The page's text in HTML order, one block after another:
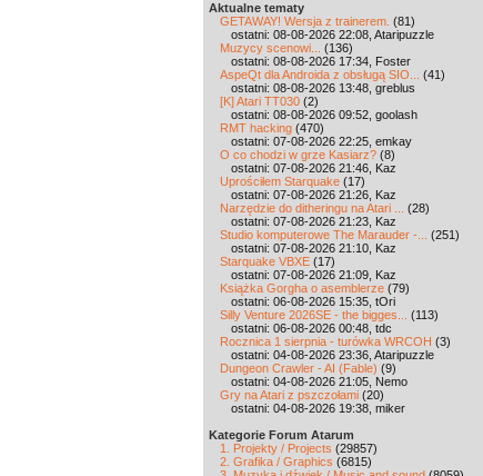
Aktualne tematy
GETAWAY! Wersja z trainerem. (81)
ostatni: 08-08-2026 22:08, Ataripuzzle
Muzycy scenowi...
(136)
ostatni: 08-08-2026 17:34, Foster
AspeQt dla Androida z obsługą SIO...
(41)
ostatni: 08-08-2026 13:48, greblus
[K] Atari TT030 (2)
ostatni: 08-08-2026 09:52, goolash
RMT hacking (470)
ostatni: 07-08-2026 22:25, emkay
O co chodzi w grze Kasiarz? (8)
ostatni: 07-08-2026 21:46, Kaz
Uprościłem Starquake (17)
ostatni: 07-08-2026 21:26, Kaz
Narzędzie do ditheringu na Atari ...
(28)
ostatni: 07-08-2026 21:23, Kaz
Studio komputerowe The Marauder -...
(251)
ostatni: 07-08-2026 21:10, Kaz
Starquake VBXE (17)
ostatni: 07-08-2026 21:09, Kaz
Książka Gorgha o asemblerze (79)
ostatni: 06-08-2026 15:35, tOri
Silly Venture 2026SE - the bigges...
(113)
ostatni: 06-08-2026 00:48, tdc
Rocznica 1 sierpnia - turówka WRCOH (3)
ostatni: 04-08-2026 23:36, Ataripuzzle
Dungeon Crawler - AI (Fable) (9)
ostatni: 04-08-2026 21:05, Nemo
Gry na Atari z pszczołami (20)
ostatni: 04-08-2026 19:38, miker
Kategorie Forum Atarum
1. Projekty / Projects (29857)
2. Grafika / Graphics (6815)